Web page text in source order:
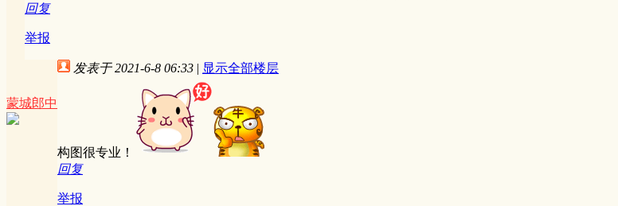
回复
举报
蒙城郎中
发表于 2021-6-8 06:33 | 显示全部楼层
构图很专业！
回复
举报